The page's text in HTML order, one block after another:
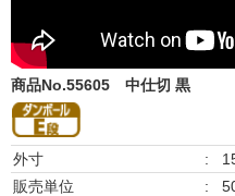
商品No.55605 中仕切 黒
外寸 :
販売単位
: